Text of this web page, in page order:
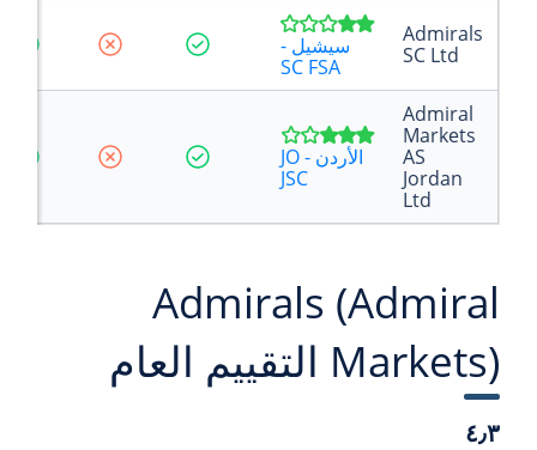
Admirals
SC Ltd
سيشيل -
SC FSA
Admiral
Markets
AS
Jordan
Ltd
الأردن - JO
JSC
Admirals (Admiral
Markets) التقييم العام
٤٫٣